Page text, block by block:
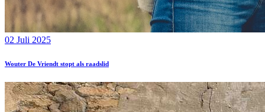
02 Juli 2025
Wouter De Vriendt stopt als raadslid